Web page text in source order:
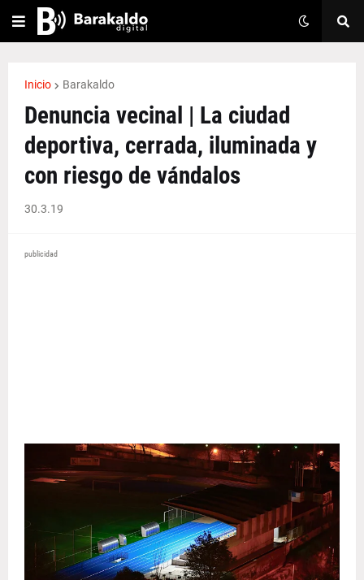
Inicio Barakaldo
Denuncia vecinal | La ciudad
deportiva, cerrada, iluminada y
con riesgo de vándalos
30.3.19
publicidad